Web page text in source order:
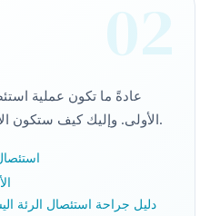
02
عادةً ما تكون عملية
الأولى. وإليك كيف ستكون الأسابيع الأولى في المنزل.
دليل جراحة استئصال الرئة